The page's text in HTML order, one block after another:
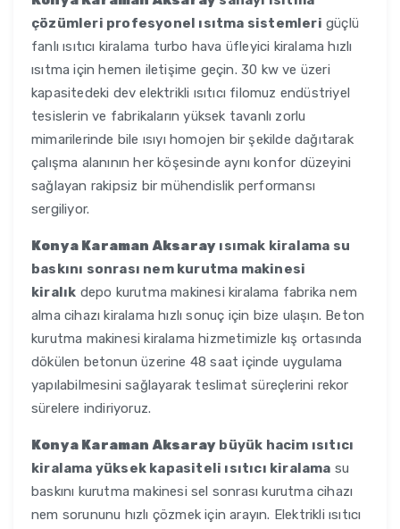
çözümleri profesyonel ısıtma sistemleri güçlü
fanlı ısıtıcı kiralama turbo hava üfleyici kiralama hızlı
ısıtma için hemen iletişime geçin. 30 kw ve üzeri
kapasitedeki dev elektrikli ısıtıcı filomuz endüstriyel
tesislerin ve fabrikaların yüksek tavanlı zorlu
mimarilerinde bile ısıyı homojen bir şekilde dağıtarak
çalışma alanının her köşesinde aynı konfor düzeyini
sağlayan rakipsiz bir mühendislik performansı
sergiliyor.
Konya Karaman Aksaray ısımak kiralama su
baskını sonrası nem kurutma makinesi
kiralık depo kurutma makinesi kiralama fabrika nem
alma cihazı kiralama hızlı sonuç için bize ulaşın. Beton
kurutma makinesi kiralama hizmetimizle kış ortasında
dökülen betonun üzerine 48 saat içinde uygulama
yapılabilmesini sağlayarak teslimat süreçlerini rekor
sürelere indiriyoruz.
Konya Karaman Aksaray büyük hacim ısıtıcı
kiralama yüksek kapasiteli ısıtıcı kiralama su
baskını kurutma makinesi sel sonrası kurutma cihazı
nem sorununu hızlı çözmek için arayın. Elektrikli ısıtıcı